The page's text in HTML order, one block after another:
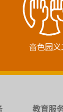
啬色园义
教育服